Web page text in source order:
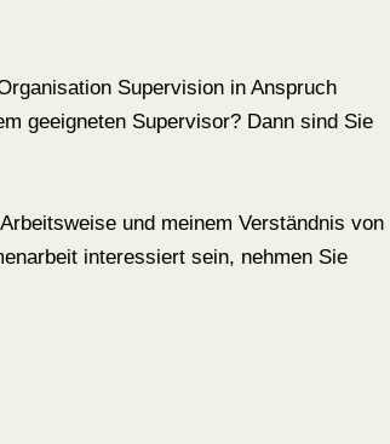
Supervision in Anspruch
geeigneten Supervisor? Dann sind Sie
und meinem Verständnis von
interessiert sein, nehmen Sie